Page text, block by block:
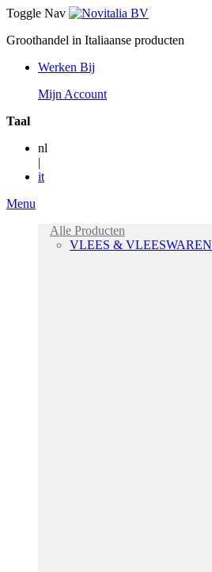
Toggle Nav
Groothandel in Italiaanse producten
Werken Bij
Mijn Account
Taal
nl
|
it
Menu
Alle Producten
VLEES & VLEESWAREN